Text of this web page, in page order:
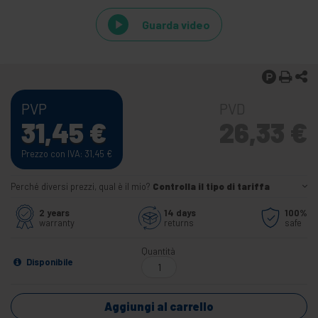
Guarda video
PVP
31,45 €
Prezzo con IVA: 31,45 €
Perché diversi prezzi, qual è il mio? Controlla il tipo di tariffa
2 years
warranty
14 days
returns
100%
safe
Disponibile
Quantità
Aggiungi al carrello